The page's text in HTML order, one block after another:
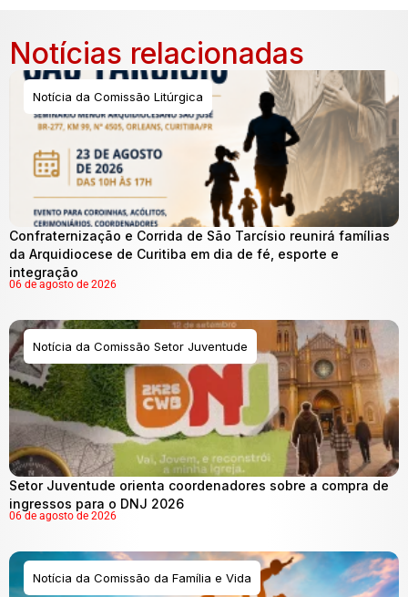
Notícias relacionadas
Notícia da Comissão Litúrgica
Confraternização e Corrida de São Tarcísio reunirá famílias
da Arquidiocese de Curitiba em dia de fé, esporte e
integração
06 de agosto de 2026
Notícia da Comissão Setor Juventude
Setor Juventude orienta coordenadores sobre a compra de
ingressos para o DNJ 2026
06 de agosto de 2026
Notícia da Comissão da Família e Vida